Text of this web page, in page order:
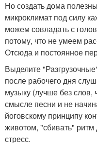
Но создать дома
микроклимат под силу
можем совладать с
потому, что не умеем
Отсюда и постоянное
Выделите
после рабочего дня
музыку (лучше без слов,
смысле песни и не
йоговскому принципу
животом, "сбивать" ритм
стресс.